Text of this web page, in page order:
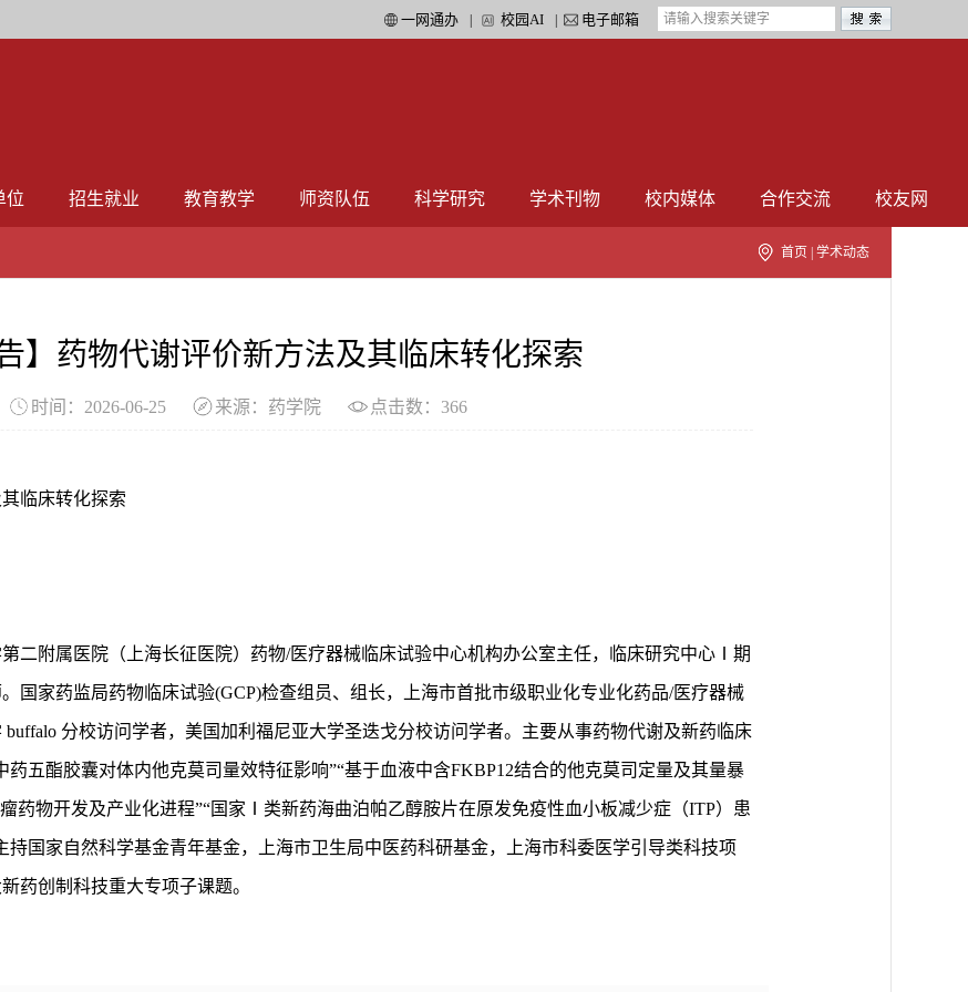
一网通办 校园AI 电子邮箱
位 招生就业 教育教学 师资队伍 科学研究 学术刊物 校内媒体 合作交流 校友网
首页 学术动态
】药物代谢评价新方法及其临床转化探索
时间：2026-06-25 来源：药学院 点击数： 366
临床转化探索
二附属医院（上海长征医院）药物/医疗器械临床试验中心机构办公室主任，临床研究中心Ⅰ期
国家药监局药物临床试验(GCP)检查组员、组长，上海市首批市级职业化专业化药品/医疗器械
分校访问学者，美国加利福尼亚大学圣迭戈分校访问学者。主要从事药物代谢及新药临床
五酯胶囊对体内他克莫司量效特征影响”“基于血液中含FKBP12结合的他克莫司定量及其量暴
药物开发及产业化进程”“国家Ⅰ类新药海曲泊帕乙醇胺片在原发免疫性血小板减少症（ITP）患
国家自然科学基金青年基金，上海市卫生局中医药科研基金，上海市科委医学引导类科技项
药创制科技重大专项子课题。